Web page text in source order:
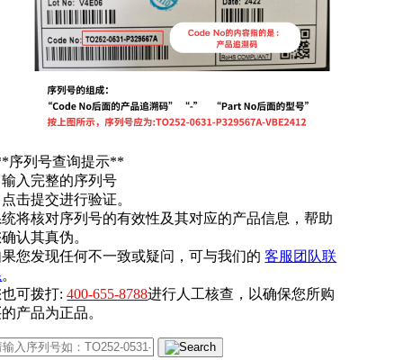
序列号查询提示**
输入完整的序列号
点击提交进行验证。
将核对序列号的有效性及其对应的产品信息，帮助
认其真伪。
您发现任何不一致或疑问，可与我们的客服团队联
。
也可拨打:400-655-8788进行人工核查，以确保您所购
产品为正品。